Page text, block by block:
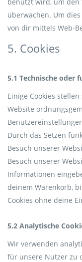
überwachen. Um
von dir mittels Web-
5. Cookies
5.1 Technische oder
Einige Cookies
Website
Durch das Setzen
Besuch unserer
Besuch unserer
Informationen
deinem Warenkorb,
Cookies ohne deine
5.2 Analytische
Wir verwenden
für unsere Nutzer zu